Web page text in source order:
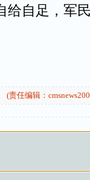
给自足，军
(责任编辑：